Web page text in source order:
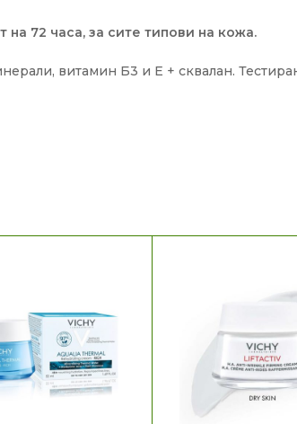
на 72 часа, за сите типови на кожа.
витамин Б3 и Е + сквалан.